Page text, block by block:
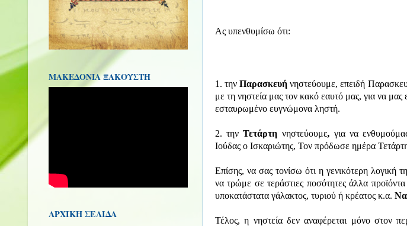
Ας υπενθυμίσω ότι:
1. τηνΠαρασκευή νηστεύουμε, επειδή
με τη νηστεία μας τον κακό εαυτό μας, για να
εσταυρωμένο ευγνώμονα ληστή.
2. τηνΤετάρτη νηστεύουμε, για να
Ιούδας ο Ισκαριώτης, Τον πρόδωσε ημέρα
Επίσης, να σας τονίσω ότι η γενικότερη λογική
να τρώμε σε τεράστιες ποσότητες άλλα
υποκατάστατα γάλακτος, τυριού ή κρέατος κ.α. Να
Τέλος, η νηστεία δεν αναφέρεται μόνο στον
ΜΑΚΕΔΟΝΙΑ ΞΑΚΟΥΣΤΗ
ΑΡΧΙΚΗ ΣΕΛΙΔΑ